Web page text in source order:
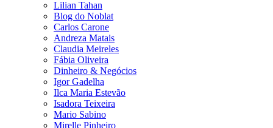
Lilian Tahan
Blog do Noblat
Carlos Carone
Andreza Matais
Claudia Meireles
Fábia Oliveira
Dinheiro & Negócios
Igor Gadelha
Ilca Maria Estevão
Isadora Teixeira
Mario Sabino
Mirelle Pinheiro